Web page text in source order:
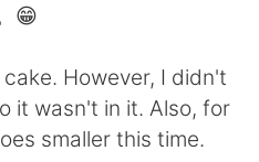
😁
However, I didn't
it wasn't in it. Also, for
smaller this time.